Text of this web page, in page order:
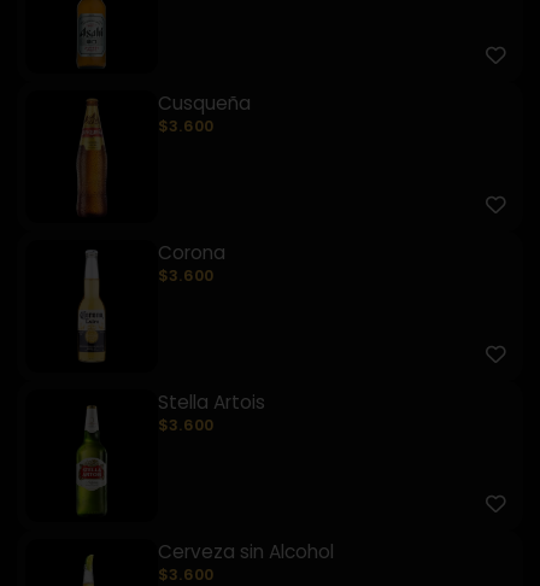
Cusqueña
$3.600
Corona
$3.600
Stella Artois
$3.600
Cerveza sin Alcohol
$3.600